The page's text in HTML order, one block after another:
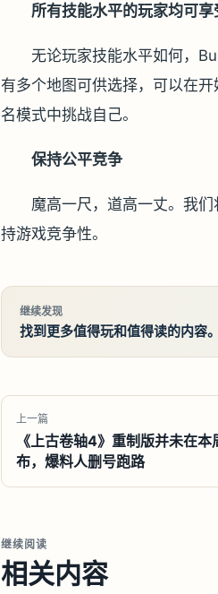
所有技能水平的玩家均可
无论玩家技能水平如何，
有多个地图可供选择，可以在
名模式中挑战自己。
保持公平竞争
魔高一尺，道高一丈。我
持游戏竞争性。
继续发现
找到更多值得玩和值得读的内容。
上一篇
《上古卷轴4》重制版并未在本
布，爆料人删号跑路
继续阅读
相关内容